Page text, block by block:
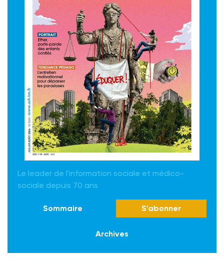
Le leader de l'information sociale et médico-
sociale depuis 70 ans
Sommaire S'abonner
Archives